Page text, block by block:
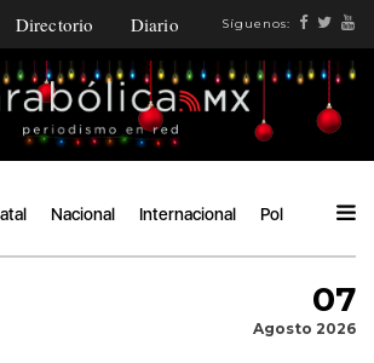
Directorio Diario Síguenos:
Nacional Internacional Política
07
Agosto 2026